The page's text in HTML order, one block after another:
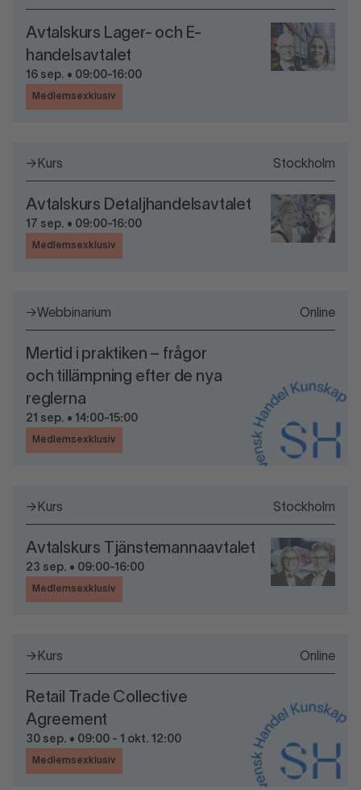
Avtalskurs Lager- och E-
handelsavtalet
16 sep. • 09:00-16:00
Medlemsexklusiv
→ Kurs Stockholm
Avtalskurs Detaljhandelsavtalet
17 sep. • 09:00-16:00
Medlemsexklusiv
→Webbinarium Online
Mertid i praktiken – frågor
och tillämpning efter de nya
reglerna
21 sep. • 14:00-15:00
Medlemsexklusiv
→ Kurs Stockholm
Avtalskurs Tjänstemannaavtalet
23 sep. • 09:00-16:00
Medlemsexklusiv
→ Kurs Online
Retail Trade Collective
Agreement
30 sep. • 09:00 - 1 okt. 12:00
Medlemsexklusiv